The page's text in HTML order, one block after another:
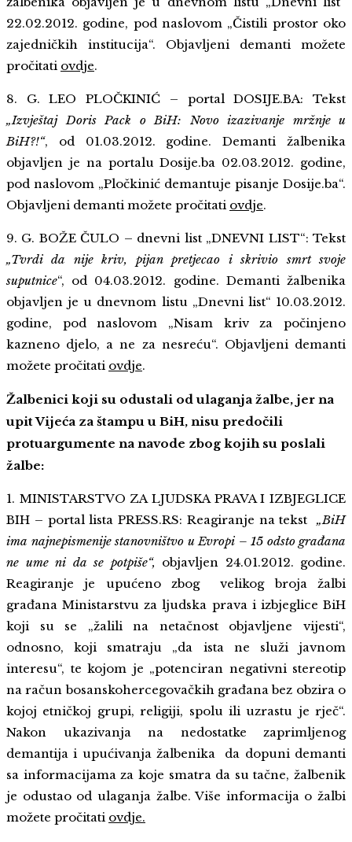
22.02.2012. godine, pod naslovom „Čistili prostor oko
zajedničkih institucija“. Objavljeni demanti možete
pročitati ovdje.
8. G. LEO PLOČKINIĆ – portal DOSIJE.BA: Tekst
„Izvještaj Doris Pack o BiH: Novo izazivanje mržnje u
BiH?!“, od 01.03.2012. godine. Demanti žalbenika
objavljen je na portalu Dosije.ba 02.03.2012. godine,
pod naslovom „Pločkinić demantuje pisanje Dosije.ba“.
Objavljeni demanti možete pročitati ovdje.
9. G. BOŽE ČULO – dnevni list „DNEVNI LIST“: Tekst
„Tvrdi da nije kriv, pijan pretjecao i skrivio smrt svoje
suputnice“, od 04.03.2012. godine. Demanti žalbenika
objavljen je u dnevnom listu „Dnevni list“ 10.03.2012.
godine, pod naslovom „Nisam kriv za počinjeno
kazneno djelo, a ne za nesreću“. Objavljeni demanti
možete pročitati ovdje.
Žalbenici koji su odustali od ulaganja žalbe, jer na
upit Vijeća za štampu u BiH, nisu predočili
protuargumente na navode zbog kojih su poslali
žalbe:
1. MINISTARSTVO ZA LJUDSKA PRAVA I IZBJEGLICE
BIH – portal lista PRESS.RS: Reagiranje na tekst „BiH
ima najnepismenije stanovništvo u Evropi – 15 odsto građana
ne ume ni da se potpiše“, objavljen 24.01.2012. godine.
Reagiranje je upućeno zbog velikog broja žalbi
građana Ministarstvu za ljudska prava i izbjeglice BiH
koji su se „žalili na netačnost objavljene vijesti“,
odnosno, koji smatraju „da ista ne služi javnom
interesu“, te kojom je „potenciran negativni stereotip
na račun bosanskohercegovačkih građana bez obzira o
kojoj etničkoj grupi, religiji, spolu ili uzrastu je rječ“.
Nakon ukazivanja na nedostatke zaprimljenog
demantija i upućivanja žalbenika da dopuni demanti
sa informacijama za koje smatra da su tačne, žalbenik
je odustao od ulaganja žalbe. Više informacija o žalbi
možete pročitati ovdje.